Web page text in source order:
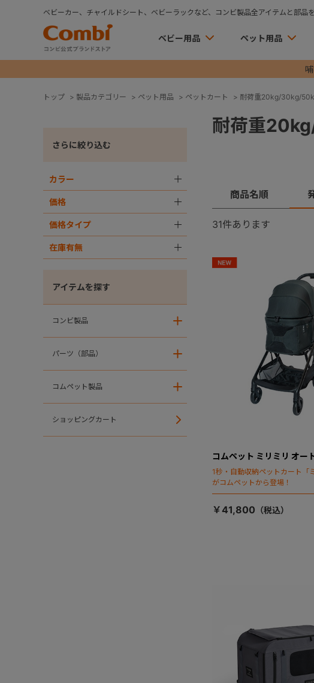
ベビーカー、チャイルドシート、ベビーラックなど、コンビ製品全アイテムと部品
ベビー用品 ペット用品
トップ > 製品カテゴリー > ペット用品 > ペットカート > 耐荷重20kg/30kg/
さらに絞り込む
カラー
価格
価格タイプ
在庫有無
アイテムを探す
コンビ製品
パーツ（部品）
コムペット製品
ショッピングカート
耐荷重
商品名順
31件あります
コムペット ミリミリ オー
1秒・自動収納ペットカート「
がコムペットから登場！
￥41,800